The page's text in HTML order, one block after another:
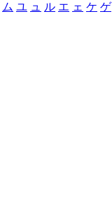
ム ユ ュ ル エ ェ ケ ゲ